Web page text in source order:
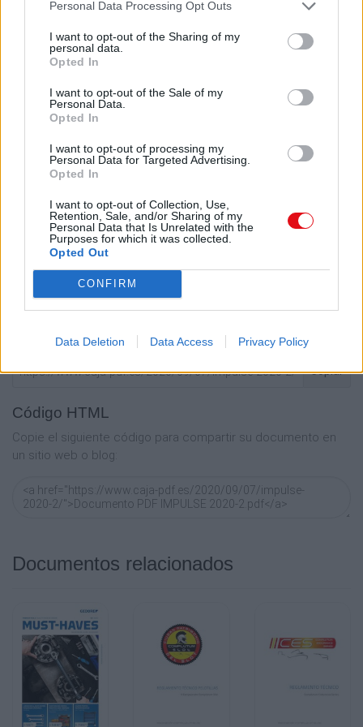
Personal Data Processing Opt Outs
I want to opt-out of the Sharing of my
personal data.
Opted In
I want to opt-out of the Sale of my
Personal Data.
Opted In
I want to opt-out of processing my
Personal Data for Targeted Advertising.
Opted In
I want to opt-out of Collection, Use,
Retention, Sale, and/or Sharing of my
Personal Data that Is Unrelated with the
Purposes for which it was collected.
Opted Out
CONFIRM
Data Deletion Data Access Privacy Policy
Transporte fácil y práctico
››Ligero, fácil de transportar
Caja de plástico con dispositivos
de sujeción y cierres fiables
Carraca de calidad
››Angulo de retorno de 5º
Aplicación universal
››El kit contiene herramientas y accesorios
para las aplicaciones más comunes en la
tornillos, tuercas o incluso bujías en un
solo juego
R6900 3061
€ 125,00
+ IVA
61 piezas
Comparte el documento
Enlace a esta página
Enlace permanente
Utilice el enlace permanente a la página de descarga del
documento para compartir su documento en Facebook,
electrónico, Messenger, Whatsapp, Line..
Copiar
Código HTML
Copie el siguiente código para compartir su documento en
un sitio web o blog:
Documentos relacionados